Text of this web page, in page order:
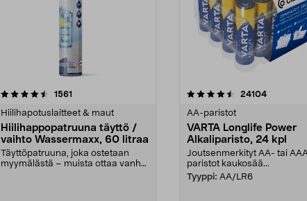
1561
Hiilihapotuslaitteet & maut
Hiilihappopatruuna täyttö /
vaihto Wassermaxx, 60 litraa
Täyttöpatruuna, joka ostetaan
myymälästä – muista ottaa vanha
4.5viidestä
24104arvostelut
AA-paristot
VARTA Longlife Power
Alkaliparisto, 24 kpl
Joutsenmerkityt AA- tai
paristot kaukosää...
Tyyppi: AA/LR6
4.5viidestä